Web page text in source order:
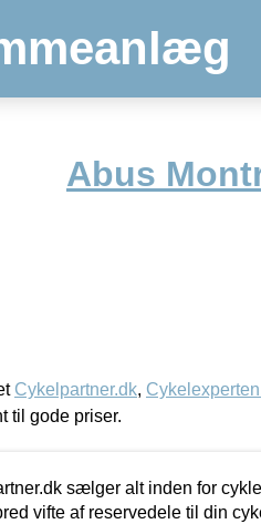
Abus
Cykelpartner.dk,
til gode priser.
sælger alt inden for
vifte af reservedele til din